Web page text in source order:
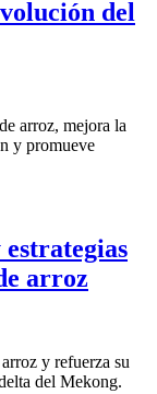
del
arroz, mejora la
y promueve
arroz
y refuerza su
del Mekong.